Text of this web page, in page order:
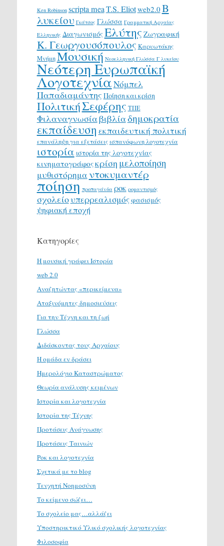
Ken Robinson scripta meaT.S. Eliotweb2.0 Β
λυκείου Γκάτσος Γλώσσα Γραμματική Αρχαίας
Ελληνικής ΔιαγωνισμόςΕλύτης Ζωγραφική
Κ. Γεωργουσόπουλος Καρυωτάκης
ΜνήμηΜουσική Νεοελληνική Γλώσσα Γ λυκείου
Νεότερη Ευρωπαϊκή
ΛογοτεχνίαΝόμπελ
Παπαδιαμάντης Ποίηση και κρίση
ΠολιτικήΣεφέρης ΤΠΕ
Φιλαναγνωσίαβιβλίαδημοκρατία
εκπαίδευση εκπαιδευτική πολιτική
επανάληψη για εξετάσεις ισπανόφωνη λογοτεχνία
ιστορία ιστορία της λογοτεχνίας
κινηματογράφοςκρίση μελοποίηση
μυθιστόρημα ντοκυμαντέρ
ποίηση προπαγάνδα ροκ ρομαντισμός
σχολείουπερρεαλισμόςφασισμός
ψηφιακή εποχή
Κατηγορίες
H μουσική γράφει Ιστορία
web 2.0
Αναζητώντας «περικείμενα»
Αταξινόμητες δημοσιεύσεις
Για την Τέχνη και τη ζωή
Γλώσσα
Διδάσκοντας τους Αρχαίους
Η ομάδα εν δράσει
Ημερολόγιο Καταστρώματος
Θεωρία ανάλυσης κειμένων
Ιστορία και λογοτεχνία
Ιστορία της Τέχνης
Προτάσεις Ανάγνωσης
Προτάσεις Ταινιών
Ροκ και λογοτεχνία
Σχετικά με το blog
Τενχητή Νοημοσύνη
Το κείμενο σώζει…
Το σχολείο μας…αλλάζει
Υποστηρικτικό Υλικό σχολικής λογοτεχνίας
Φιλοσοφία